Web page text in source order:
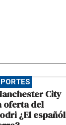
City
oferta del
¿El españól